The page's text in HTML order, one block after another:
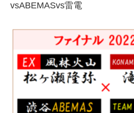
vsABEMASvs雷電